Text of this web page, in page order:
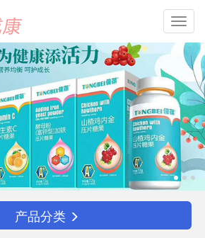
产品分类